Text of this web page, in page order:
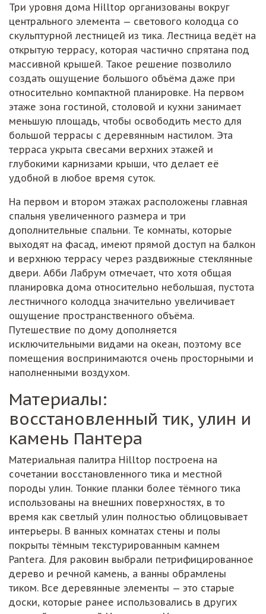
Три уровня дома Hilltop организованы вокруг
центрального элемента — светового колодца со
скульптурной лестницей из тика. Лестница ведёт на
открытую террасу, которая частично спрятана под
массивной крышей. Такое решение позволило
создать ощущение большого объёма даже при
относительно компактной планировке. На первом
этаже зона гостиной, столовой и кухни занимает
меньшую площадь, чтобы освободить место для
большой террасы с деревянным настилом. Эта
терраса укрыта свесами верхних этажей и
глубокими карнизами крыши, что делает её
удобной в любое время суток.
На первом и втором этажах расположены главная
спальня увеличенного размера и три
дополнительные спальни. Те комнаты, которые
выходят на фасад, имеют прямой доступ на балкон
и верхнюю террасу через раздвижные стеклянные
двери. Абби Лабрум отмечает, что хотя общая
планировка дома относительно небольшая, пустота
лестничного колодца значительно увеличивает
ощущение пространственного объёма.
Путешествие по дому дополняется
исключительными видами на океан, поэтому все
помещения воспринимаются очень просторными и
наполненными воздухом.
Материалы:
восстановленный тик, улин и
камень Пантера
Материальная палитра Hilltop построена на
сочетании восстановленного тика и местной
породы улин. Тонкие планки более тёмного тика
использованы на внешних поверхностях, в то
время как светлый улин полностью облицовывает
интерьеры. В ванных комнатах стены и полы
покрыты тёмным текстурированным камнем
Pantera. Для раковин выбрали петрифицированное
дерево и речной камень, а ванны обрамлены
тиком. Все деревянные элементы — это старые
доски, которые ранее использовались в других